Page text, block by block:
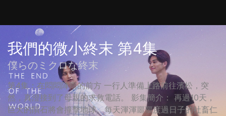
我們的微小終末 第4集
僕らのミクロな終末
第4集：在悶悶陣雨的前方 一行人準備上路前往濱松，突
然，真澄接到了母親的求救電話。 影集簡介： 再過10天，
巨大的隕石將會撞擊地球。每天渾渾噩噩度過日子的社畜仁